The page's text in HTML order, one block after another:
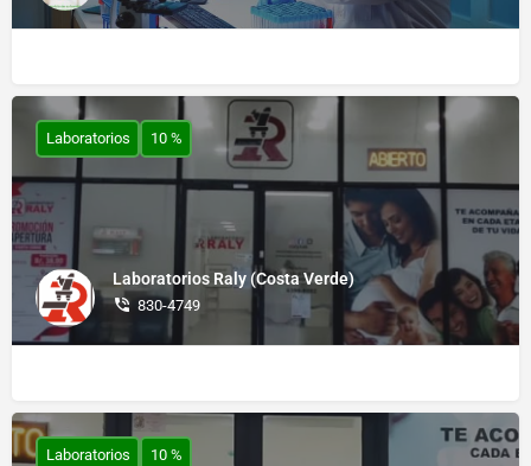
Laboratorios Raly (Costa Verde)
830-4749
Laboratorios 10 %
Laboratorios 10 %